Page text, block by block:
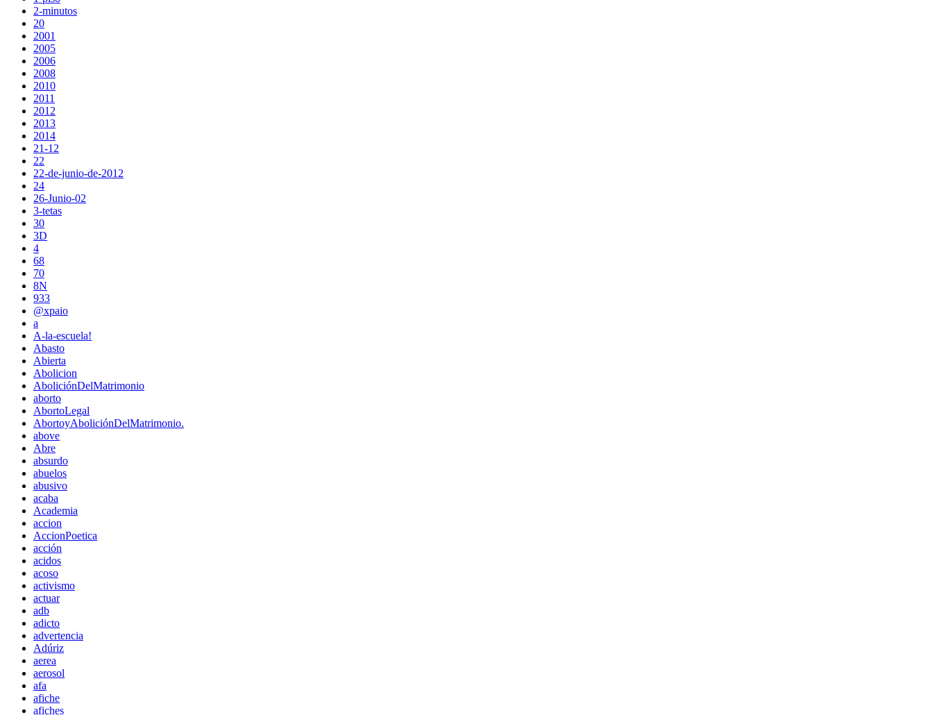
2-minutos
20
2001
2005
2006
2008
2010
2011
2012
2013
2014
21-12
22
22-de-junio-de-2012
24
26-Junio-02
3-tetas
30
3D
4
68
70
8N
933
@xpaio
a
A-la-escuela!
Abasto
Abierta
Abolicion
AboliciónDelMatrimonio
aborto
AbortoLegal
AbortoyAboliciónDelMatrimonio.
above
Abre
absurdo
abuelos
abusivo
acaba
Academia
accion
AccionPoetica
acción
acidos
acoso
activismo
actuar
adb
adicto
advertencia
Adúriz
aerea
aerosol
afa
afiche
afiches